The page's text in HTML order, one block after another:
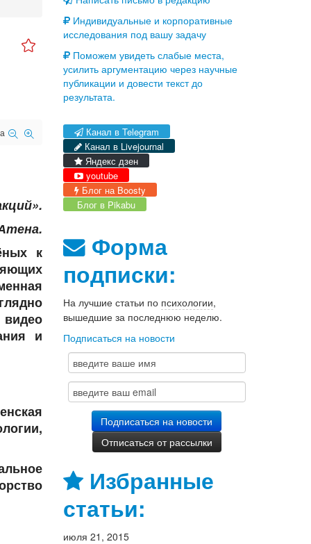
к
и
Индивидуальные и корпоративные
исследования под вашу задачу
Поможем увидеть слабые места,
усилить аргументацию через научные
публикации и довести текст до
результата.
Канал в Telegram
Канал в Livejournal
Яндекс дзен
youtube
Блог на Boosty
Блог в Pikabu
Форма
подписки:
На лучшие статьи по психологии,
вышедшие за последнюю неделю.
Подписаться на новости
Избранные
статьи:
июля 21, 2015